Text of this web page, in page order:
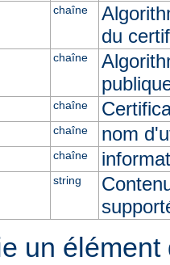
chaîne
du
chaîne
chaîne
chaîne nom
chaîne
string
un